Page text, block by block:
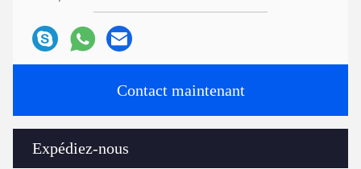
Contact maintenant
Expédiez-nous